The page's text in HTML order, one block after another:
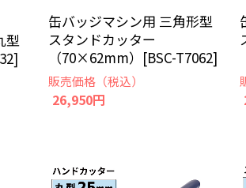
型
缶バッジマシン用 三角形型
スタンドカッター
（70×62mm）[BSC-T7062]
販売価格（税込）
26,950円